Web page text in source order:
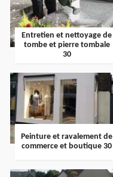
Entretien et nettoyage de
tombe et pierre tombale
30
Peinture et ravalement de
commerce et boutique 30